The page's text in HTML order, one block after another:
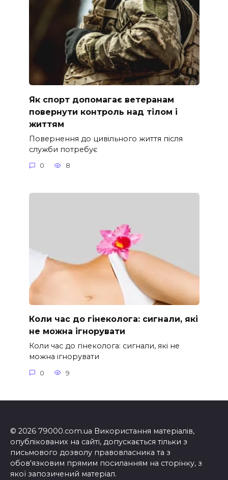
Як спорт допомагає ветеранам
повернути контроль над тілом і
життям
Повернення до цивільного життя після
служби потребує
0 8
Коли час до гінеколога: сигнали, які
не можна ігнорувати
Коли час до гінеколога: сигнали, які не
можна ігнорувати
0 9
© 2026 79000.com.ua Використання матеріалів,
опублікованих на сайті, допускається тільки з
письмового дозволу правовласника та з
обов'язковим прямим посиланням на сторінку, з
якої запозичений матеріал.